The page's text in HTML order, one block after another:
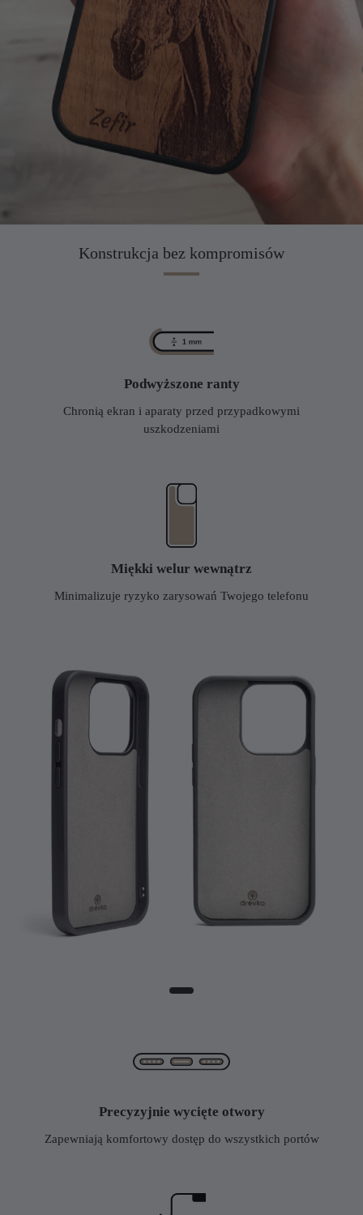
Konstrukcja bez kompromisów
Podwyższone ranty
Chronią ekran i aparaty przed przypadkowymi
uszkodzeniami
Miękki welur wewnątrz
Minimalizuje ryzyko zarysowań Twojego telefonu
Precyzyjnie wycięte otwory
Zapewniają komfortowy dostęp do wszystkich portów